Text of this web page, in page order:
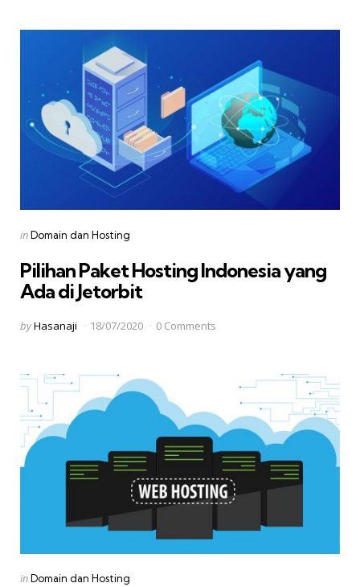
Categories
Posted
inDomain dan Hosting
Pilihan Paket Hosting Indonesia yang
Ada di Jetorbit
Posted
byHasanaji 18/07/2020 0 Comments
Categories
Posted
inDomain dan Hosting